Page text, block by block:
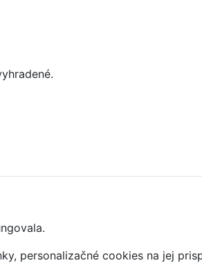
personalizačné cookies na jej